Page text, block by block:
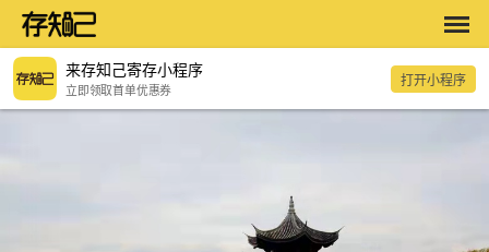
来存知己寄存小程序
立即领取首单优惠券
打开小程序